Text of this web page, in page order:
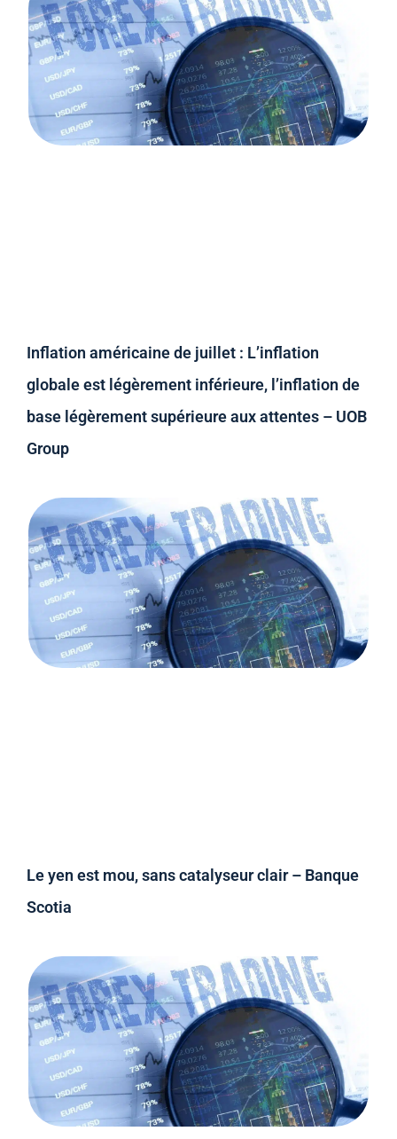
Inflation américaine de juillet : L’inflation
globale est légèrement inférieure, l’inflation de
base légèrement supérieure aux attentes – UOB
Group
Le yen est mou, sans catalyseur clair – Banque
Scotia